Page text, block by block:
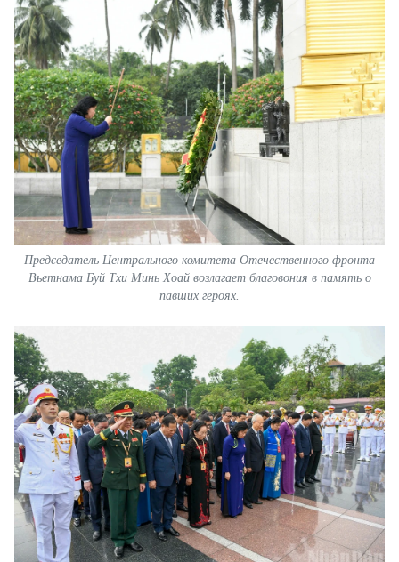
Председатель Центрального комитета Отечественного фронта
Вьетнама Буй Тхи Минь Хоай возлагает благовония в память о
павших героях.